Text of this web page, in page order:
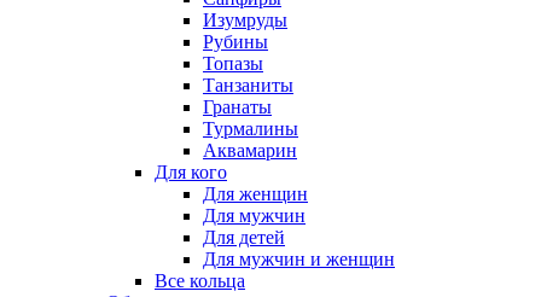
Изумруды
Рубины
Топазы
Танзаниты
Гранаты
Турмалины
Аквамарин
Для кого
Для женщин
Для мужчин
Для детей
Для мужчин и женщин
Все кольца